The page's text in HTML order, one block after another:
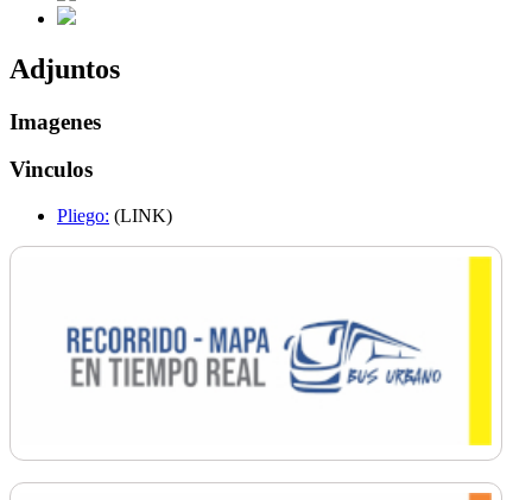
Adjuntos
Imagenes
Vinculos
Pliego: (LINK)